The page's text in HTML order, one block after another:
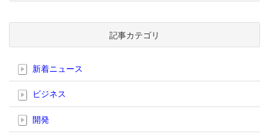
記事カテゴリ
新着ニュース
ビジネス
開発